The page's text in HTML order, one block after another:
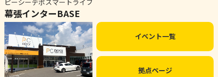
幕張インターBASE
イベント一覧
拠点ページ